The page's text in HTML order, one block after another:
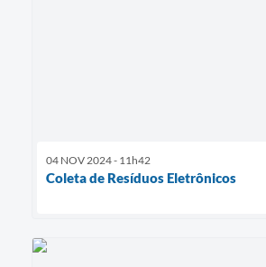
04 NOV 2024 - 11h42
Coleta de Resíduos Eletrônicos